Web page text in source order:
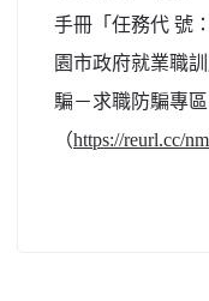
手冊「任務代 號
園市政府就業職
騙－求職防騙專
（https://reurl.cc/